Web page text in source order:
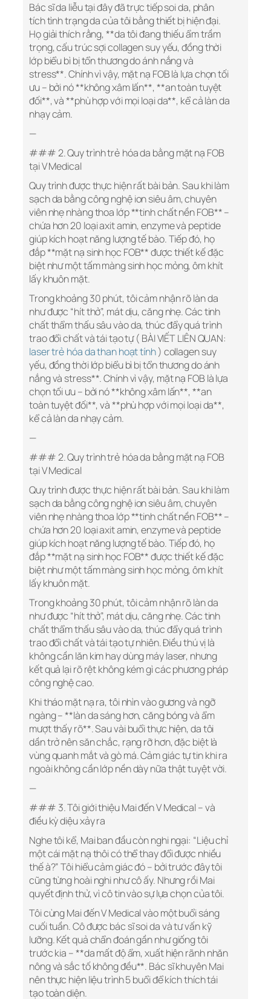
Bác sĩ da liễu tại đây đã trực tiếp soi da, phân
tích tình trạng da của tôi bằng thiết bị hiện đại.
Họ giải thích rằng, **da tôi đang thiếu ẩm trầm
trọng, cấu trúc sợi collagen suy yếu, đồng thời
lớp biểu bì bị tổn thương do ánh nắng và
stress**. Chính vì vậy, mặt nạ FOB là lựa chọn tối
ưu – bởi nó **không xâm lấn**, **an toàn tuyệt
đối**, và **phù hợp với mọi loại da**, kể cả làn da
nhạy cảm.
—
### 2. Quy trình trẻ hóa da bằng mặt nạ FOB
tại V Medical
Quy trình được thực hiện rất bài bản. Sau khi làm
sạch da bằng công nghệ ion siêu âm, chuyên
viên nhẹ nhàng thoa lớp **tinh chất nền FOB** –
chứa hơn 20 loại axit amin, enzyme và peptide
giúp kích hoạt năng lượng tế bào. Tiếp đó, họ
đắp **mặt nạ sinh học FOB** được thiết kế đặc
biệt như một tấm màng sinh học mỏng, ôm khít
lấy khuôn mặt.
Trong khoảng 30 phút, tôi cảm nhận rõ làn da
như được “hít thở”, mát dịu, căng nhẹ. Các tinh
chất thẩm thấu sâu vào da, thúc đẩy quá trình
trao đổi chất và tái tạo tự ( BÀI VIẾT LIÊN QUAN:
laser trẻ hóa da than hoạt tính) collagen suy
yếu, đồng thời lớp biểu bì bị tổn thương do ánh
nắng và stress**. Chính vì vậy, mặt nạ FOB là lựa
chọn tối ưu – bởi nó **không xâm lấn**, **an
toàn tuyệt đối**, và **phù hợp với mọi loại da**,
kể cả làn da nhạy cảm.
—
### 2. Quy trình trẻ hóa da bằng mặt nạ FOB
tại V Medical
Quy trình được thực hiện rất bài bản. Sau khi làm
sạch da bằng công nghệ ion siêu âm, chuyên
viên nhẹ nhàng thoa lớp **tinh chất nền FOB** –
chứa hơn 20 loại axit amin, enzyme và peptide
giúp kích hoạt năng lượng tế bào. Tiếp đó, họ
đắp **mặt nạ sinh học FOB** được thiết kế đặc
biệt như một tấm màng sinh học mỏng, ôm khít
lấy khuôn mặt.
Trong khoảng 30 phút, tôi cảm nhận rõ làn da
như được “hít thở”, mát dịu, căng nhẹ. Các tinh
chất thẩm thấu sâu vào da, thúc đẩy quá trình
trao đổi chất và tái tạo tự nhiên. Điều thú vị là
không cần lăn kim hay dùng máy laser, nhưng
kết quả lại rõ rệt không kém gì các phương pháp
công nghệ cao.
Khi tháo mặt nạ ra, tôi nhìn vào gương và ngỡ
ngàng – **làn da sáng hơn, căng bóng và ẩm
mượt thấy rõ**. Sau vài buổi thực hiện, da tôi
dần trở nên săn chắc, rạng rỡ hơn, đặc biệt là
vùng quanh mắt và gò má. Cảm giác tự tin khi ra
ngoài không cần lớp nền dày nữa thật tuyệt vời.
—
### 3. Tôi giới thiệu Mai đến V Medical – và
điều kỳ diệu xảy ra
Nghe tôi kể, Mai ban đầu còn nghi ngại: “Liệu chỉ
một cái mặt nạ thôi có thể thay đổi được nhiều
thế à?” Tôi hiểu cảm giác đó – bởi trước đây tôi
cũng từng hoài nghi như cô ấy. Nhưng rồi Mai
quyết định thử, vì cô tin vào sự lựa chọn của tôi.
Tôi cùng Mai đến V Medical vào một buổi sáng
cuối tuần. Cô được bác sĩ soi da và tư vấn kỹ
lưỡng. Kết quả chẩn đoán gần như giống tôi
trước kia – **da mất độ ẩm, xuất hiện rãnh nhăn
nông và sắc tố không đều**. Bác sĩ khuyên Mai
nên thực hiện liệu trình 5 buổi để kích thích tái
tạo toàn diện.